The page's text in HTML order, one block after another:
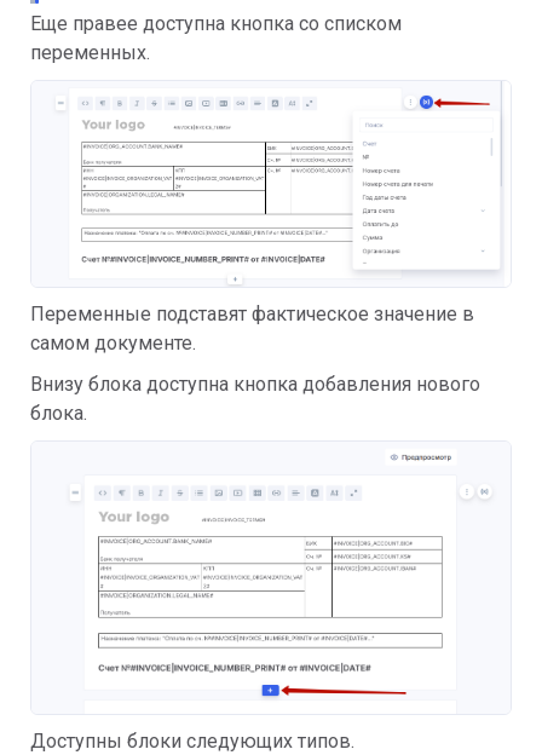
Еще правее доступна кнопка со списком
переменных.
Переменные подставят фактическое значение в
самом документе.
Внизу блока доступна кнопка добавления нового
блока.
Доступны блоки следующих типов.